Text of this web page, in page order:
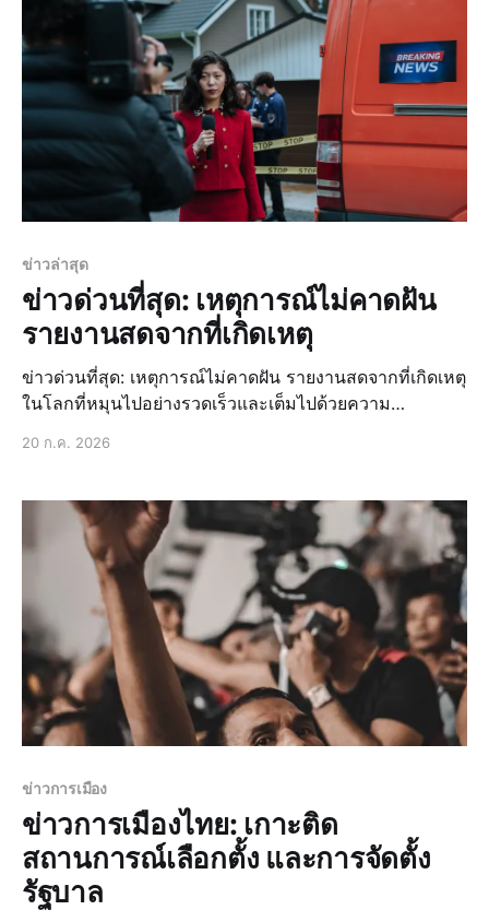
ข่าวล่าสุด
ข่าวด่วนที่สุด: เหตุการณ์ไม่คาดฝัน
รายงานสดจากที่เกิดเหตุ
ข่าวด่วนที่สุด: เหตุการณ์ไม่คาดฝัน รายงานสดจากที่เกิดเหตุ
ในโลกที่หมุนไปอย่างรวดเร็วและเต็มไปด้วยความ
20 ก.ค. 2026
ข่าวการเมือง
ข่าวการเมืองไทย: เกาะติด
สถานการณ์เลือกตั้ง และการจัดตั้ง
รัฐบาล